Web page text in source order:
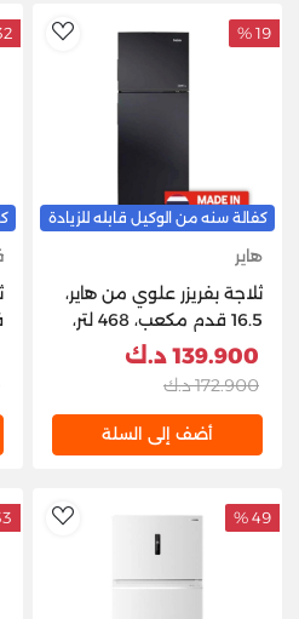
19 %
كفالة سنه من الوكيل قابله للزيادة
هاير
ثلاجة بفريزر علوي من هاير،
16.5 قدم مكعب، 468 لتر،
HRF-468BS - أسود
139.900 د.ك
172.900 د.ك
أضف إلى السلة
%
49 %
%